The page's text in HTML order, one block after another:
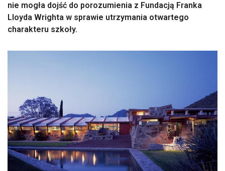
nie mogła dojść do porozumienia z Fundacją Franka
Lloyda Wrighta w sprawie utrzymania otwartego
charakteru szkoły.